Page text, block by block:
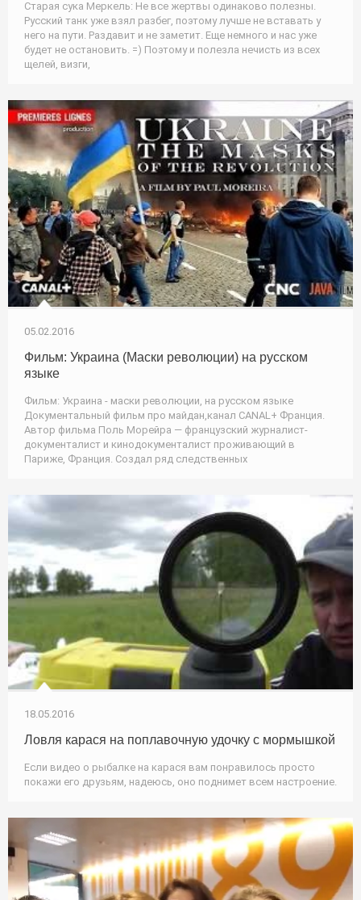
Старая сука Меркель: Не все жертвы одинаково полезны.
Русский танк уже взял разбег, поэтому лучше не вставать у
него на пути. Раздавит и не заметит. Еще немного и нас уже
будет не остановить. =) Поэтому и полезла нечисть из всех
щелей, визги,
05.02.2016
Фильм: Украина (Маски революции) на русском
языке
Фильм: Украина - маски революции, на русском языке
Документальный фильм про майдан,канал CANAL+ Франция.
Автор фильма Поль Морейра — французский журналист-
документалист и кинодокументалист проживающий в
Париже, Франция. Создал ряд следственных
18.05.2016
Ловля карася на поплавочную удочку с мормышкой
Если видео о рыбалке на карася вам понравилось просто
покажи его друзьям, надеюсь, оно поднимет всем настроение.